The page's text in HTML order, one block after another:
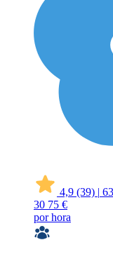
4,9 (39) |
30 75 €
por hora